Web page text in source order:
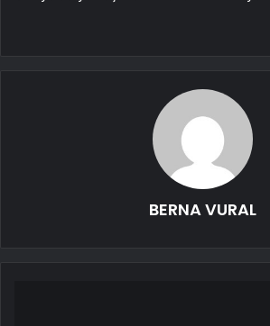
BERNA VURAL